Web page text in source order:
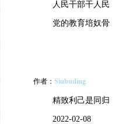
人民干部干人民
党的教育培奴骨
作者： Siubuding
精致利己是同归
2022-02-08